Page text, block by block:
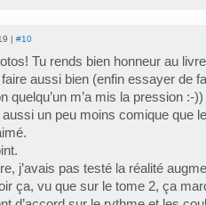
| #10
Tu rends bien honneur au
aussi bien (enfin essayer de
quelqu’un m’a mis la pression :-))
aussi un peu moins comique que
j’avais pas testé la réalité
ça, vu que sur le tome 2, ça